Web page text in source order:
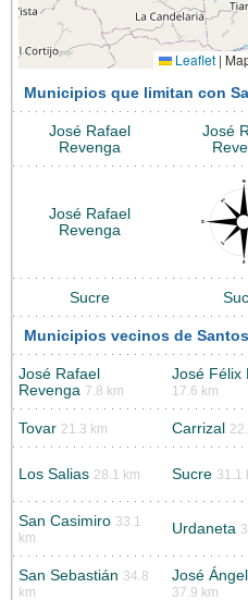
Leaflet |
Municipios que limitan con
José Rafael
Revenga
José
José Rafael
Revenga
Sucre
Municipios vecinos de
José Rafael
Revenga 7.8 km
José Félix
17.6 km
Tovar 21.3 km Carrizal
Los Salias 28.1 km Sucre 31.1
San Casimiro 33.1
km
Urdaneta
San Sebastián 34.8
km
José
37.9 km